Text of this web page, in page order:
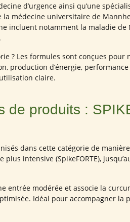
d’urgence ainsi qu’une
la médecine universitaire de
incluent notamment la maladie
? Les formules sont conçues
production d’énergie,
claire.
de produits :
dans cette catégorie de
intensive (SpikeFORTE),
entrée modérée et associe la
Idéal pour accompagner la